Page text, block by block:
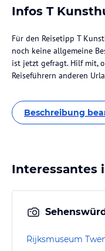
Infos T
Für den Reisetipp T
noch keine allgemeine
ist jetzt gefragt. Hilf mit,
Reiseführern anderen
Beschreibung
Interessantes
Rijksmuseum